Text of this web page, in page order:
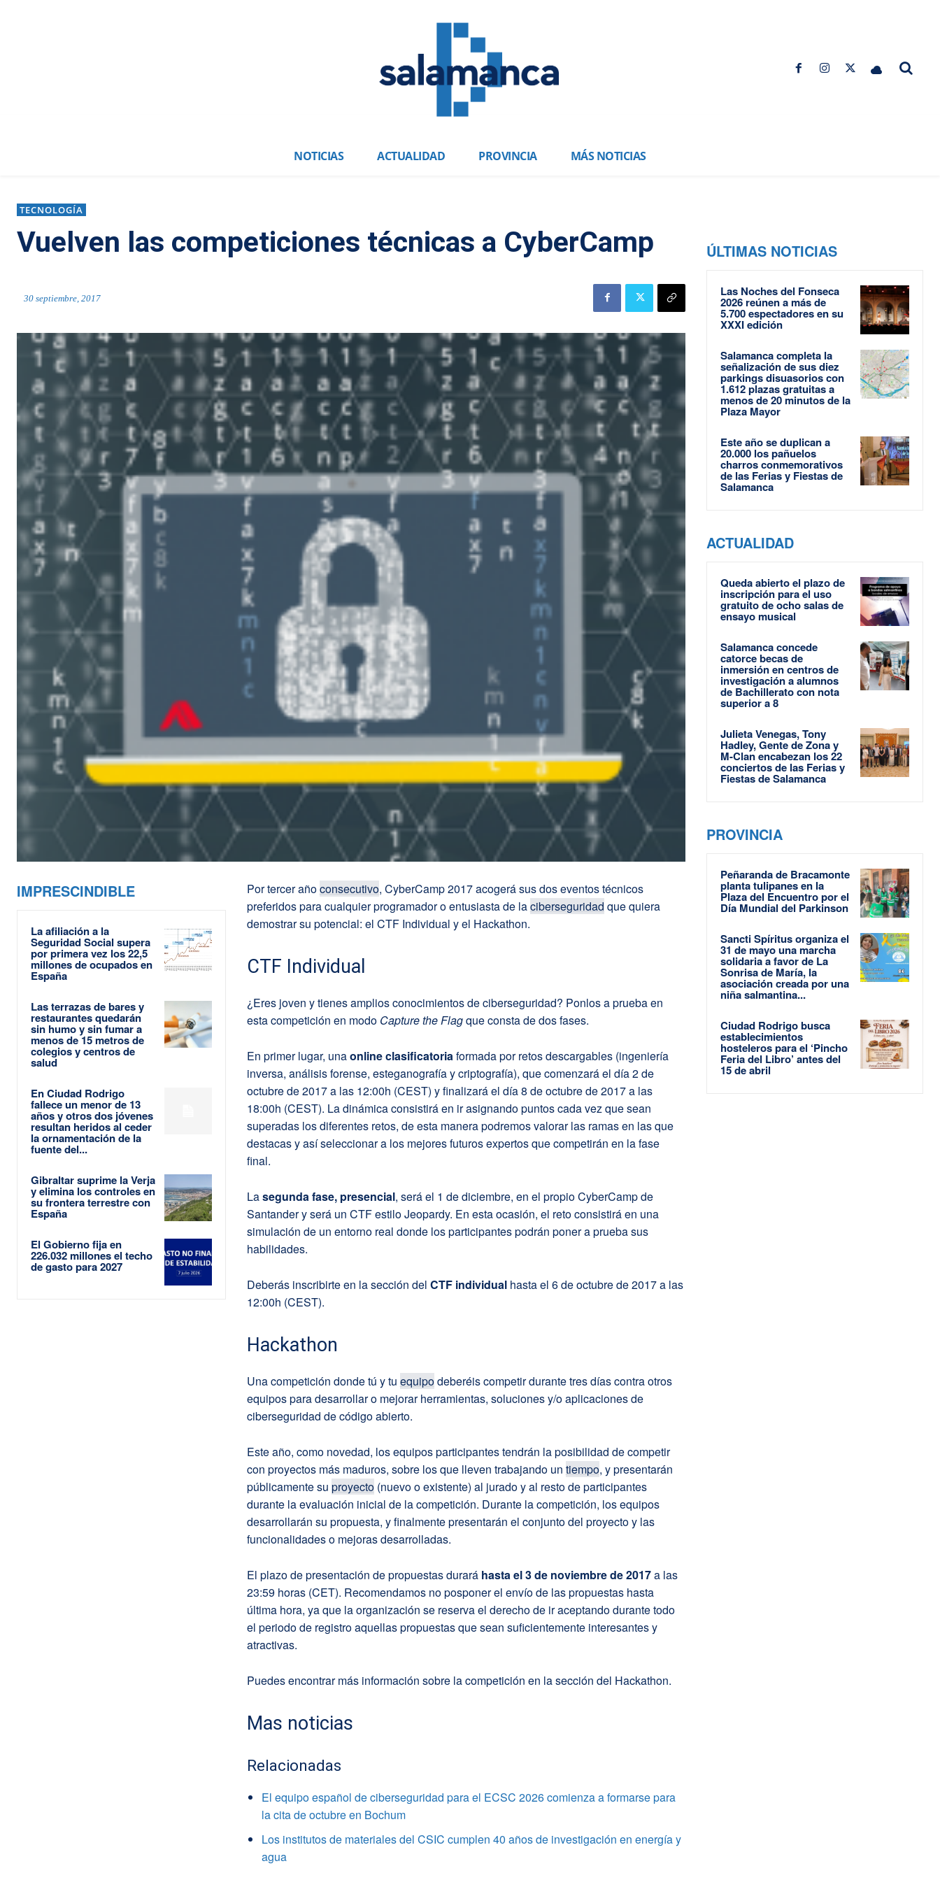
NOTICIAS ACTUALIDAD PROVINCIA MÁS NOTICIAS
TECNOLOGÍA
Vuelven las competiciones técnicas a CyberCamp
30 septiembre, 2017
IMPRESCINDIBLE
La afiliación a la
Seguridad Social supera
por primera vez los 22,5
millones de ocupados en
España
Las terrazas de bares y
restaurantes quedarán
sin humo y sin fumar a
menos de 15 metros de
colegios y centros de
salud
En Ciudad Rodrigo
fallece un menor de 13
años y otros dos jóvenes
resultan heridos al ceder
la ornamentación de la
fuente del...
Gibraltar suprime la Verja
y elimina los controles en
su frontera terrestre con
España
El Gobierno fija en
226.032 millones el techo
de gasto para 2027
Por tercer añoconsecutivo, CyberCamp 2017 acogerá sus dos eventos técnicos
preferidos para cualquier programador o entusiasta de laciberseguridad que quiera
demostrar su potencial: el CTF Individual y el Hackathon.
CTF Individual
¿Eres joven y tienes amplios conocimientos de ciberseguridad? Ponlos a prueba en
esta competición en modo Capture the Flagque consta de dos fases.
En primer lugar, unaonline clasificatoriaformada por retos descargables (ingeniería
inversa, análisis forense, esteganografía y criptografía), que comenzará el día 2 de
octubre de 2017 a las 12:00h (CEST) y finalizará el día 8 de octubre de 2017 a las
18:00h (CEST). La dinámica consistirá en ir asignando puntos cada vez que sean
superadas los diferentes retos, de esta manera podremos valorar las ramas en las que
destacas y así seleccionar a los mejores futuros expertos que competirán en la fase
final.
Lasegunda fase, presencial, será el 1 de diciembre, en el propio CyberCamp de
Santander y será un CTF estilo Jeopardy. En esta ocasión, el reto consistirá en una
simulación de un entorno real donde los participantes podrán poner a prueba sus
habilidades.
Deberás inscribirte en la sección del CTF individualhasta el 6 de octubre de 2017 a las
12:00h (CEST).
Hackathon
Una competición donde tú y tu equipodeberéis competir durante tres días contra otros
equipos para desarrollar o mejorar herramientas, soluciones y/o aplicaciones de
ciberseguridad de código abierto.
Este año, como novedad, los equipos participantes tendrán la posibilidad de competir
con proyectos más maduros, sobre los que lleven trabajando un tiempo, y presentarán
públicamente su proyecto(nuevo o existente) al jurado y al resto de participantes
durante la evaluación inicial de la competición. Durante la competición, los equipos
desarrollarán su propuesta, y finalmente presentarán el conjunto del proyecto y las
funcionalidades o mejoras desarrolladas.
El plazo de presentación de propuestas duraráhasta el 3 de noviembre de 2017a las
23:59 horas (CET). Recomendamos no posponer el envío de las propuestas hasta
última hora, ya que la organización se reserva el derecho de ir aceptando durante todo
el periodo de registro aquellas propuestas que sean suficientemente interesantes y
atractivas.
Puedes encontrar más información sobre la competición en la sección del Hackathon.
Mas noticias
Relacionadas
El equipo español de ciberseguridad para el ECSC 2026 comienza a formarse para
la cita de octubre en Bochum
Los institutos de materiales del CSIC cumplen 40 años de investigación en energía y
agua
ÚLTIMAS NOTICIAS
Las Noches del Fonseca
2026 reúnen a más de
5.700 espectadores en su
XXXI edición
Salamanca completa la
señalización de sus diez
parkings disuasorios con
1.612 plazas gratuitas a
menos de 20 minutos de la
Plaza Mayor
Este año se duplican a
20.000 los pañuelos
charros conmemorativos
de las Ferias y Fiestas de
Salamanca
ACTUALIDAD
Queda abierto el plazo de
inscripción para el uso
gratuito de ocho salas de
ensayo musical
Salamanca concede
catorce becas de
inmersión en centros de
investigación a alumnos
de Bachillerato con nota
superior a 8
Julieta Venegas, Tony
Hadley, Gente de Zona y
M-Clan encabezan los 22
conciertos de las Ferias y
Fiestas de Salamanca
PROVINCIA
Peñaranda de Bracamonte
planta tulipanes en la
Plaza del Encuentro por el
Día Mundial del Parkinson
Sancti Spíritus organiza el
31 de mayo una marcha
solidaria a favor de La
Sonrisa de María, la
asociación creada por una
niña salmantina...
Ciudad Rodrigo busca
establecimientos
hosteleros para el ‘Pincho
Feria del Libro’ antes del
15 de abril